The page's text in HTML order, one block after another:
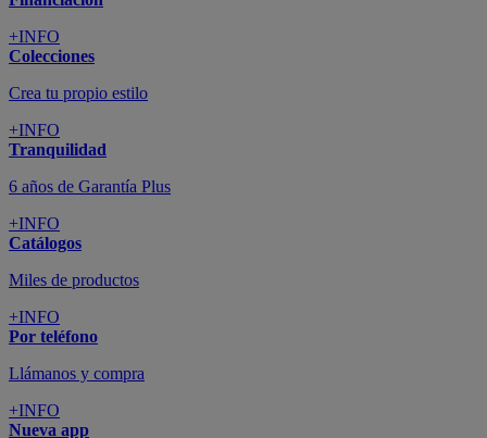
+INFO
Colecciones
Crea tu propio estilo
+INFO
Tranquilidad
6 años de Garantía Plus
+INFO
Catálogos
Miles de productos
+INFO
Por teléfono
Llámanos y compra
+INFO
Nueva app